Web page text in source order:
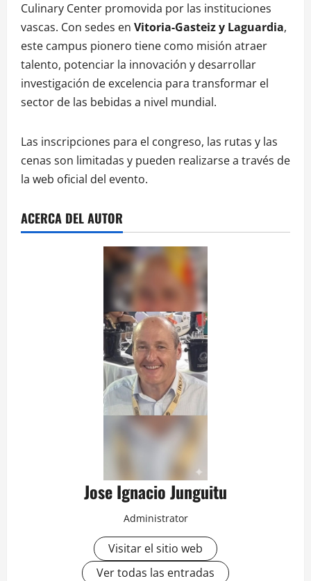
Culinary Center promovida por las instituciones
vascas. Con sedes en Vitoria-Gasteiz y Laguardia,
este campus pionero tiene como misión atraer
talento, potenciar la innovación y desarrollar
investigación de excelencia para transformar el
sector de las bebidas a nivel mundial.
Las inscripciones para el congreso, las rutas y las
cenas son limitadas y pueden realizarse a través de
la web oficial del evento.
ACERCA DEL AUTOR
Jose Ignacio Junguitu
Administrator
Visitar el sitio web
Ver todas las entradas